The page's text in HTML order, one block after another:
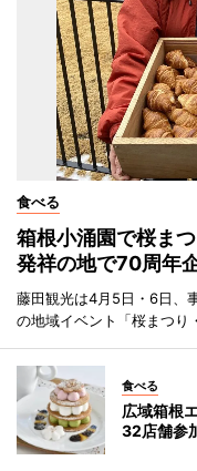
食べる
箱根小涌園で桜ま
発祥の地で70周年
藤田観光は4月5日・6日、
の地域イベント「桜まつり
食べる
広域箱根
32店舗参